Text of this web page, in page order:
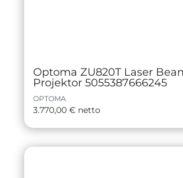
Optoma ZU820T Laser
Projektor 5055387666245
OPTOMA
3.770,00 € netto